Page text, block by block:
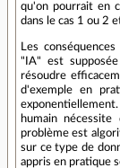
qu'on pourrait en
dans le cas 1 ou 2
Les
"IA" est
résoudre
d'exemple en
humain
problème est
sur ce type de
appris en pratique